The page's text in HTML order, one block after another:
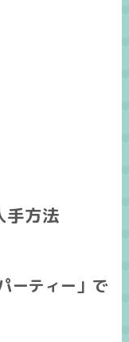
手方法
ーティー」で